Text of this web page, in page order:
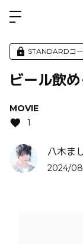
STANDARDコ
ビール飲
MOVIE
1
八木ま
2024/